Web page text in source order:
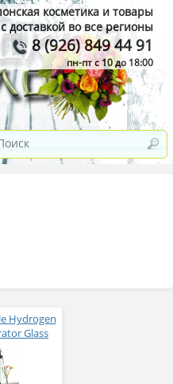
косметика и товары
с доставкой во все регионы
8 (926) 849 44 91
пн-пт с 10 до 18:00
Hydrogen
Glass